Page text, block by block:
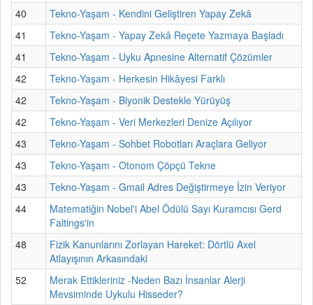
40
Tekno-Yaşam - Kendini Geliştiren Yapay Zekâ
41
Tekno-Yaşam - Yapay Zekâ Reçete Yazmaya Başladı
41
Tekno-Yaşam - Uyku Apnesine Alternatif Çözümler
42
Tekno-Yaşam - Herkesin Hikâyesi Farklı
42
Tekno-Yaşam - Biyonik Destekle Yürüyüş
42
Tekno-Yaşam - Veri Merkezleri Denize Açılıyor
43
Tekno-Yaşam - Sohbet Robotları Araçlara Geliyor
43
Tekno-Yaşam - Otonom Çöpçü Tekne
43
Tekno-Yaşam - Gmail Adres Değiştirmeye İzin Veriyor
44
Matematiğin Nobel'i Abel Ödülü Sayı Kuramcısı Gerd
Faltings'in
48
Fizik Kanunlarını Zorlayan Hareket: Dörtlü Axel
Atlayışının Arkasındaki
52
Merak Ettikleriniz -Neden Bazı İnsanlar Alerji
Mevsiminde Uykulu Hisseder?